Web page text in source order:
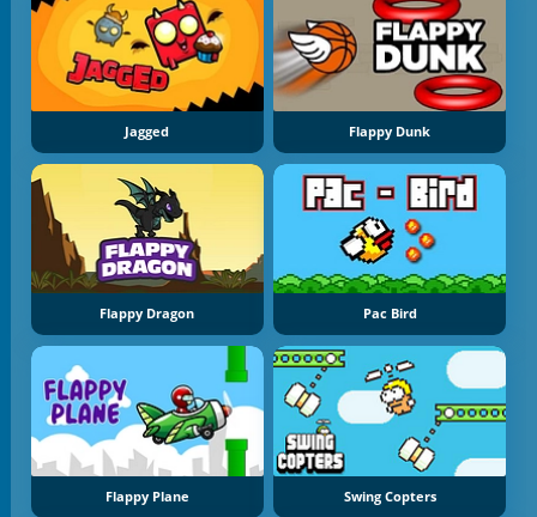
Jagged Flappy Dunk
Flappy Dragon Pac Bird
Flappy Plane Swing Copters